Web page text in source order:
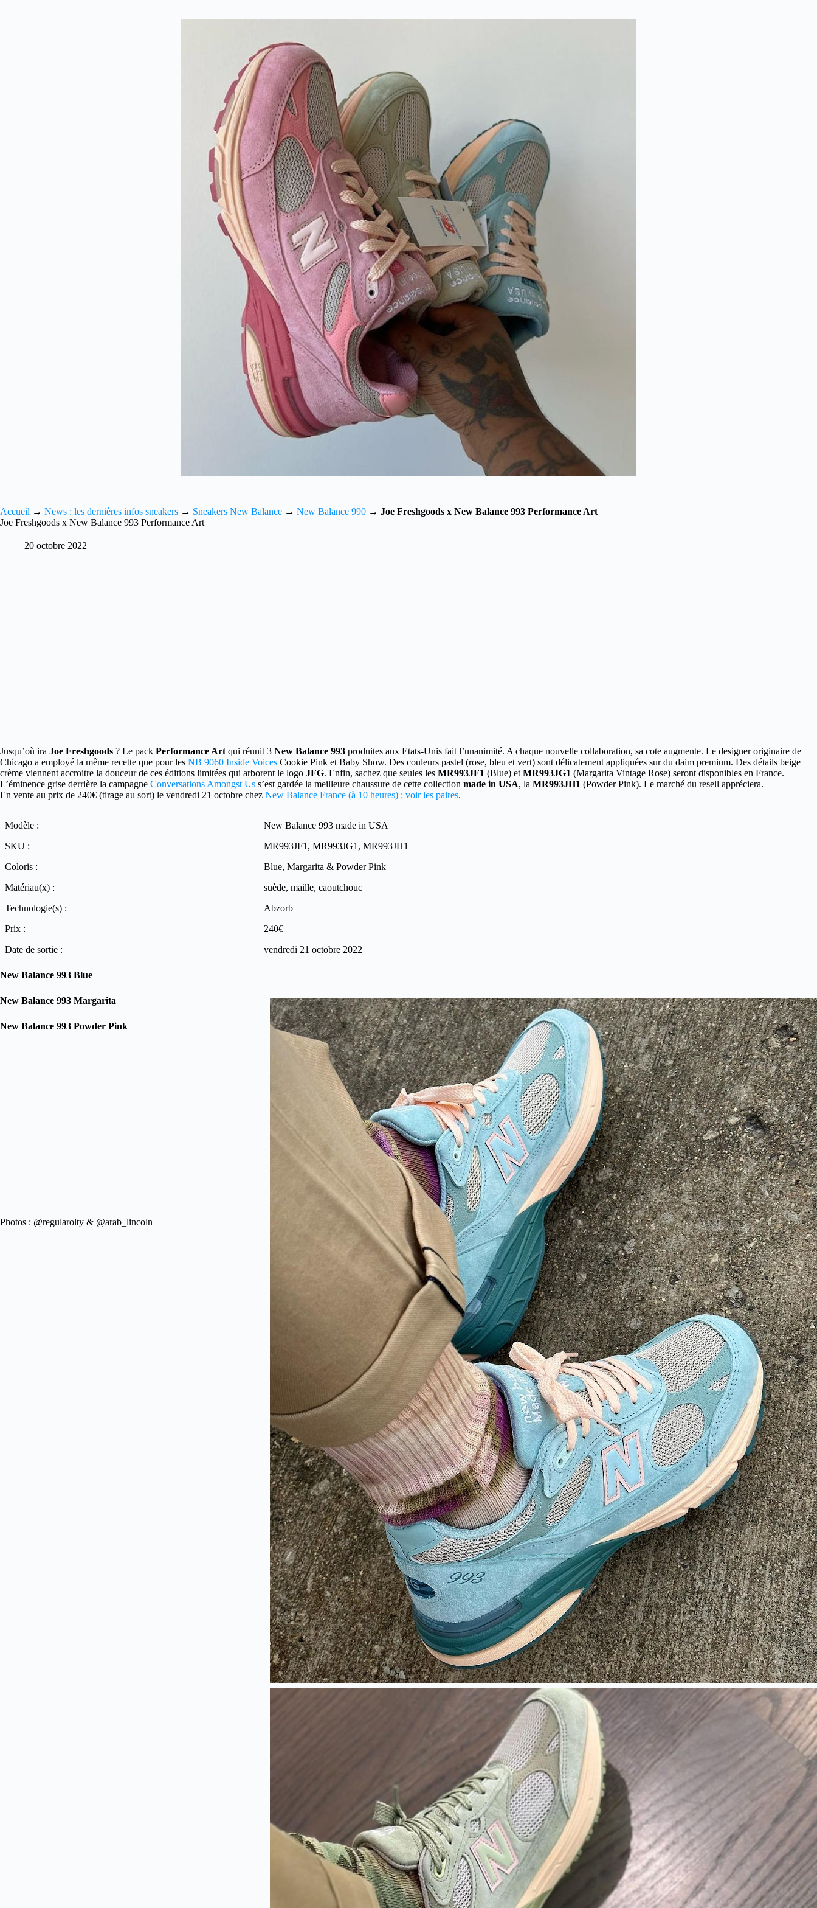
Accueil → News : les dernières infos sneakers → Sneakers New Balance → New Balance 990 → Joe Freshgoods x New Balance 993 Performance Art
Joe Freshgoods x New Balance 993 Performance Art
20 octobre 2022
Jusqu’où ira Joe Freshgoods ? Le pack Performance Art qui réunit 3 New Balance 993 produites aux Etats-Unis fait l’unanimité. A chaque nouvelle collaboration, sa cote augmente. Le designer originaire de
Chicago a employé la même recette que pour les NB 9060 Inside Voices Cookie Pink et Baby Show. Des couleurs pastel (rose, bleu et vert) sont délicatement appliquées sur du daim premium. Des détails beige
crème viennent accroitre la douceur de ces éditions limitées qui arborent le logo JFG. Enfin, sachez que seules les MR993JF1 (Blue) et MR993JG1 (Margarita Vintage Rose) seront disponibles en France.
L’éminence grise derrière la campagne Conversations Amongst Us s’est gardée la meilleure chaussure de cette collection made in USA, la MR993JH1 (Powder Pink). Le marché du resell appréciera.
En vente au prix de 240€ (tirage au sort) le vendredi 21 octobre chez New Balance France (à 10 heures) : voir les paires.
Modèle :
New Balance 993 made in USA
SKU :
MR993JF1, MR993JG1, MR993JH1
Coloris :
Blue, Margarita & Powder Pink
Matériau(x) :
suède, maille, caoutchouc
Technologie(s) :
Abzorb
Prix :
240€
Date de sortie :
vendredi 21 octobre 2022
New Balance 993 Blue
New Balance 993 Margarita
New Balance 993 Powder Pink
Photos : @regularolty & @arab_lincoln